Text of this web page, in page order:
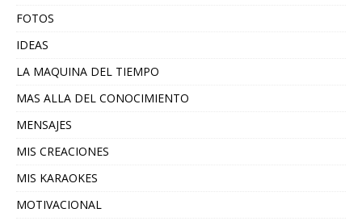
FOTOS
IDEAS
LA MAQUINA DEL TIEMPO
MAS ALLA DEL CONOCIMIENTO
MENSAJES
MIS CREACIONES
MIS KARAOKES
MOTIVACIONAL